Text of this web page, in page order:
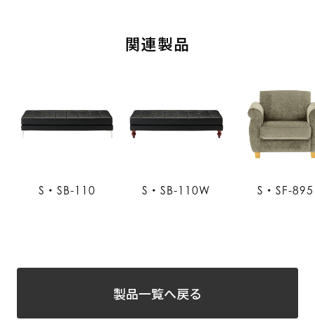
関連製品
S・SB-110 S・SB-110W S・SF-895
製品一覧へ戻る